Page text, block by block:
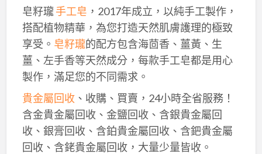
皂籽瓏手工皂 ，2017年成立，以純手工製作，
搭配植物精華，為您打造天然肌膚護理的極致
享受。 皂籽瓏的配方包含海茴香、薑黃、生
薑、左手香等天然成分，每款手工皂都是用心
製作，滿足您的不同需求。
貴金屬回收、收購、買賣，24小時全省服務！
含金貴金屬回收、金鹽回收、含銀貴金屬回
收、銀膏回收、含鉑貴金屬回收、含鈀貴金屬
回收、含銠貴金屬回收，大量少量皆收。